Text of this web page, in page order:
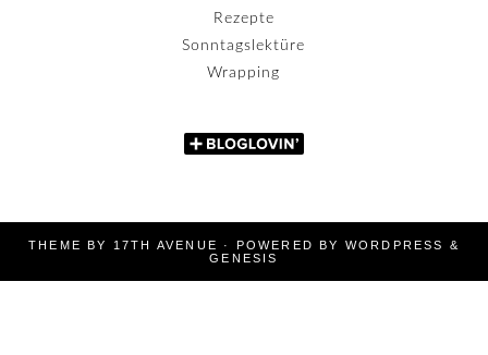
Rezepte
Sonntagslektüre
Wrapping
THEME BY 17TH AVENUE · POWERED BY WORDPRESS
&
GENESIS